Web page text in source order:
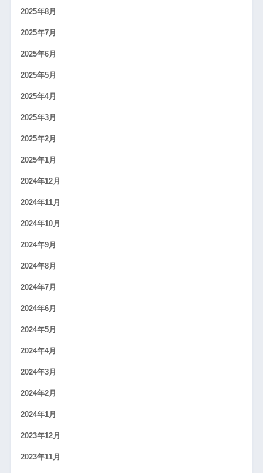
2025年8月
2025年7月
2025年6月
2025年5月
2025年4月
2025年3月
2025年2月
2025年1月
2024年12月
2024年11月
2024年10月
2024年9月
2024年8月
2024年7月
2024年6月
2024年5月
2024年4月
2024年3月
2024年2月
2024年1月
2023年12月
2023年11月